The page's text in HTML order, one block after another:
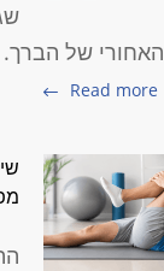
האחורי של
Read more